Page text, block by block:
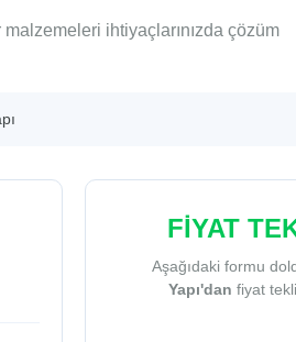
ihtiyaçlarınızda çözüm
FİYAT
Aşağıdaki formu
Yapı'dan fiyat